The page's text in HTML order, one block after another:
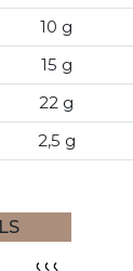
10 g
15 g
22 g
2,5 g